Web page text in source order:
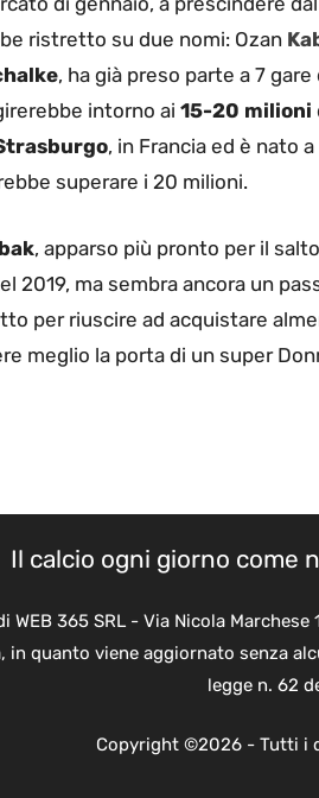
ristretto su due nomi: Ozan
, ha già preso parte a 7 gare
intorno ai 15-20 milioni
, in Francia ed è nato
superare i 20 milioni.
, apparso più pronto per il
2019, ma sembra ancora un
per riuscire ad acquistare
meglio la porta di un super
Il calcio ogni giorno come
365 SRL - Via Nicola Marchese
quanto viene aggiornato senza
legge n. 62
Copyright ©2026 - Tutti i